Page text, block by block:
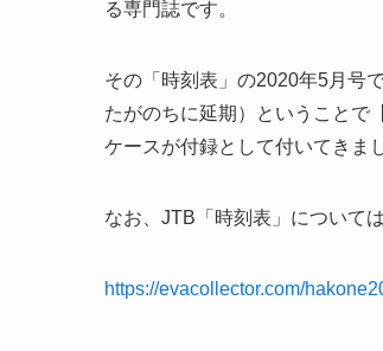
る専門誌です。
その「時刻表」の2020年5月号
たがのちに延期）ということで
ケースが付録として付いてきま
なお、JTB「時刻表」について
https://evacollector.com/